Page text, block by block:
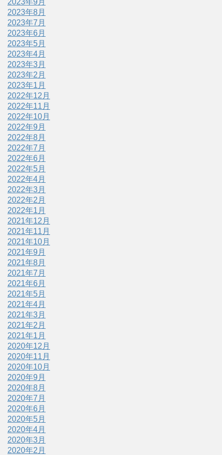
2023年9月
2023年8月
2023年7月
2023年6月
2023年5月
2023年4月
2023年3月
2023年2月
2023年1月
2022年12月
2022年11月
2022年10月
2022年9月
2022年8月
2022年7月
2022年6月
2022年5月
2022年4月
2022年3月
2022年2月
2022年1月
2021年12月
2021年11月
2021年10月
2021年9月
2021年8月
2021年7月
2021年6月
2021年5月
2021年4月
2021年3月
2021年2月
2021年1月
2020年12月
2020年11月
2020年10月
2020年9月
2020年8月
2020年7月
2020年6月
2020年5月
2020年4月
2020年3月
2020年2月